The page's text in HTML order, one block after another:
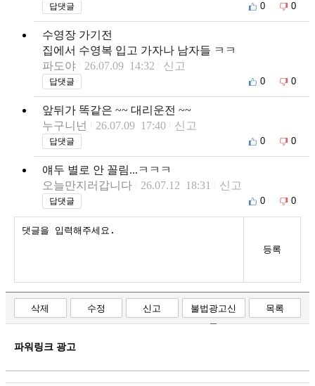
답댓글 0 0
수영장 가기전
집에서 수영복 입고 가자나 남자들 ㅋㅋ
파도야
26.07.09 14:32 신고
답댓글 0 0
앞뒤가 똑같은 ~~ 대리운전 ~~
누구니넌
26.07.09 17:40 신고
답댓글 0 0
얘두 별로 안 꼴림...ㅋㅋㅋ
오늘만지러갑니다
26.07.12 18:31 신고
답댓글 0 0
등록
삭제 수정 신고
불법광고신
고
목록
파워링크 광고